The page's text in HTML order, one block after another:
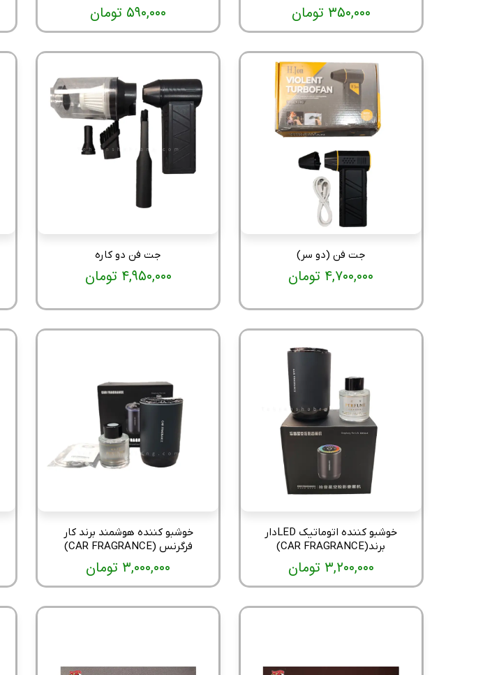
۳۵۰,۰۰۰ تومان ۵۹۰,۰۰۰ تومان
جت فن (دو سر)
۴,۷۰۰,۰۰۰ تومان
جت فن دو کاره
۴,۹۵۰,۰۰۰ تومان
خوشبو کننده اتوماتیک LEDدار
برند(CAR FRAGRANCE)
۳,۲۰۰,۰۰۰ تومان
خوشبو کننده هوشمند برند کار
فرگرنس (CAR FRAGRANCE)
۳,۰۰۰,۰۰۰ تومان